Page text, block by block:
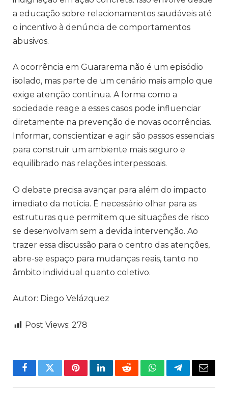
a educação sobre relacionamentos saudáveis até
o incentivo à denúncia de comportamentos
abusivos.
A ocorrência em Guararema não é um episódio
isolado, mas parte de um cenário mais amplo que
exige atenção contínua. A forma como a
sociedade reage a esses casos pode influenciar
diretamente na prevenção de novas ocorrências.
Informar, conscientizar e agir são passos essenciais
para construir um ambiente mais seguro e
equilibrado nas relações interpessoais.
O debate precisa avançar para além do impacto
imediato da notícia. É necessário olhar para as
estruturas que permitem que situações de risco
se desenvolvam sem a devida intervenção. Ao
trazer essa discussão para o centro das atenções,
abre-se espaço para mudanças reais, tanto no
âmbito individual quanto coletivo.
Autor: Diego Velázquez
Post Views: 278
FacebookTwitterPinterestLinkedInRedditWhatsAppTelegramEmail